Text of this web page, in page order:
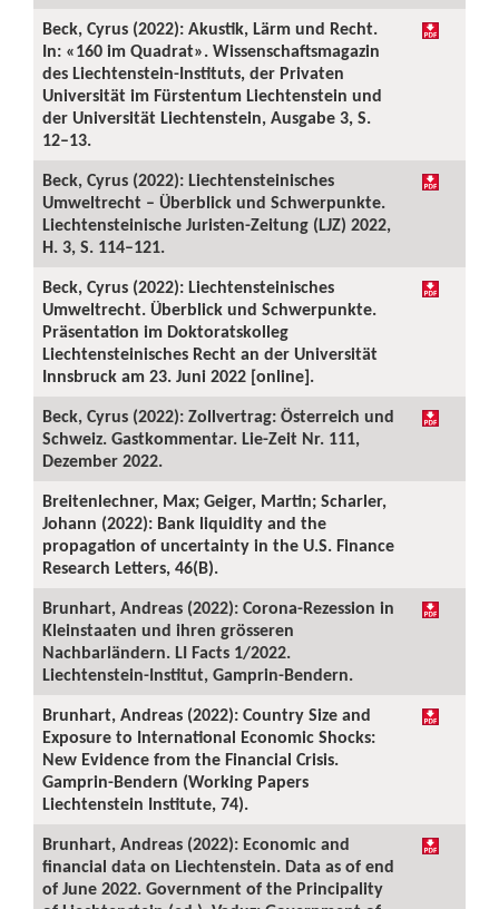
Beck, Cyrus (2022): Akustik, Lärm und Recht.
In: «160 im Quadrat». Wissenschaftsmagazin
des Liechtenstein-Instituts, der Privaten
Universität im Fürstentum Liechtenstein und
der Universität Liechtenstein, Ausgabe 3, S.
12–13.
Beck, Cyrus (2022): Liechtensteinisches
Umweltrecht – Überblick und Schwerpunkte.
Liechtensteinische Juristen-Zeitung (LJZ) 2022,
H. 3, S. 114–121.
Beck, Cyrus (2022): Liechtensteinisches
Umweltrecht. Überblick und Schwerpunkte.
Präsentation im Doktoratskolleg
Liechtensteinisches Recht an der Universität
Innsbruck am 23. Juni 2022 [online].
Beck, Cyrus (2022): Zollvertrag: Österreich und
Schweiz. Gastkommentar. Lie-Zeit Nr. 111,
Dezember 2022.
Breitenlechner, Max; Geiger, Martin; Scharler,
Johann (2022): Bank liquidity and the
propagation of uncertainty in the U.S. Finance
Research Letters, 46(B).
Brunhart, Andreas (2022): Corona-Rezession in
Kleinstaaten und ihren grösseren
Nachbarländern. LI Facts 1/2022.
Liechtenstein-Institut, Gamprin-Bendern.
Brunhart, Andreas (2022): Country Size and
Exposure to International Economic Shocks:
New Evidence from the Financial Crisis.
Gamprin-Bendern (Working Papers
Liechtenstein Institute, 74).
Brunhart, Andreas (2022): Economic and
financial data on Liechtenstein. Data as of end
of June 2022. Government of the Principality